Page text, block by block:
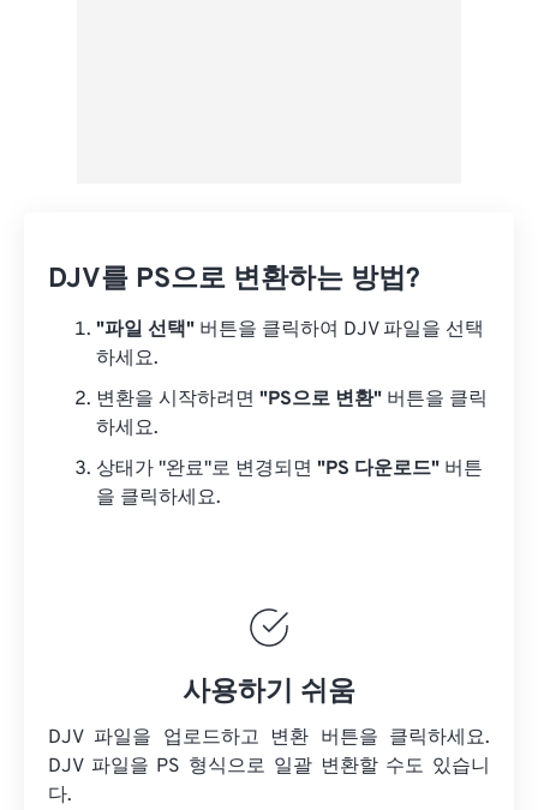
DJV를 PS으로 변환하는 방법?
"파일 선택" 버튼을 클릭하여 DJV 파일을 선택
하세요.
변환을 시작하려면 "PS으로 변환" 버튼을 클릭
하세요.
상태가 "완료"로 변경되면 "PS 다운로드" 버튼
을 클릭하세요.
사용하기 쉬움
DJV 파일을 업로드하고 변환 버튼을 클릭하세요.
DJV 파일을 PS 형식으로 일괄 변환할 수도 있습니
다.